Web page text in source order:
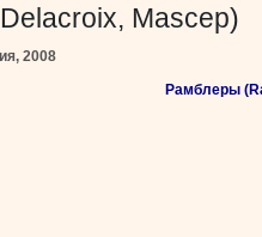
Mascep)
2008
Рамблеры